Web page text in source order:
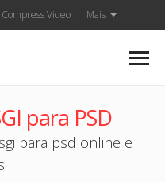
Compress Video Mais
para PSD
para psd online e